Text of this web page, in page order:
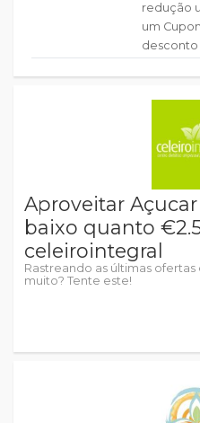
redução
um
desconto
Aproveitar
baixo quanto
celeirointegral
Rastreando as últimas
muito? Tente este!